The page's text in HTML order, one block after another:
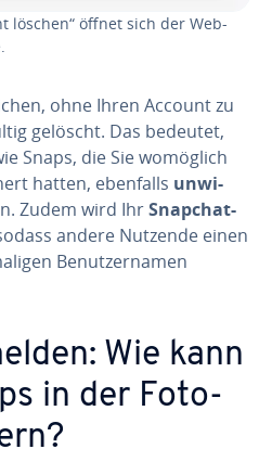
löschen“ öffnet sich der Web­
ohne Ihren Account zu
gelöscht. Das bedeutet,
Snaps, die Sie womöglich
hatten, ebenfalls un­wi­
Zudem wird IhrSnapchat-
andere Nutzende einen
Be­nut­zer­na­men
Wie kann
in der Fo­to­